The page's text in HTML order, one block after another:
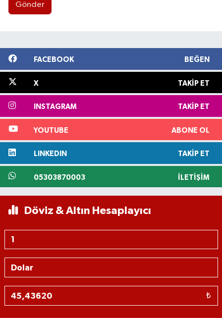
Gönder
FACEBOOK BEĞEN
X TAKIP ET
INSTAGRAM TAKIP ET
YOUTUBE ABONE OL
LINKEDIN TAKIP ET
05303870003 İLETIŞIM
Döviz & Altın Hesaplayıcı
₺